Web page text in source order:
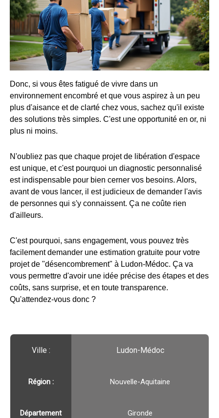
Donc, si vous êtes fatigué de vivre dans un
environnement encombré et que vous aspirez à un peu
plus d'aisance et de clarté chez vous, sachez qu'il existe
des solutions très simples. C'est une opportunité en or, ni
plus ni moins.
N'oubliez pas que chaque projet de libération d'espace
est unique, et c'est pourquoi un diagnostic personnalisé
est indispensable pour bien cerner vos besoins. Alors,
avant de vous lancer, il est judicieux de demander l'avis
de personnes qui s'y connaissent. Ça ne coûte rien
d'ailleurs.
C'est pourquoi, sans engagement, vous pouvez très
facilement demander une estimation gratuite pour votre
projet de "désencombrement" à Ludon-Médoc. Ça va
vous permettre d'avoir une idée précise des étapes et des
coûts, sans surprise, et en toute transparence.
Qu'attendez-vous donc ?
Ville :️ Ludon-Médoc
Région :️ Nouvelle-Aquitaine
Département
Gironde